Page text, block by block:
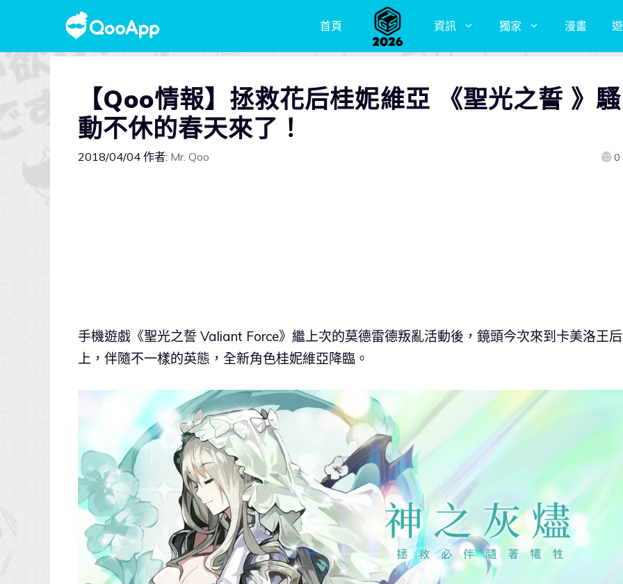
首頁 資訊 獨家 漫畫
【Qoo情報】拯救花后桂妮維亞 《聖光之誓 》騷
動不休的春天來了！
2018/04/04 作者: Mr. Qoo 0
手機遊戲《聖光之誓 Valiant Force》繼上次的莫德雷德叛亂活動後，鏡頭今次來到卡美洛王
上，伴隨不一樣的英態，全新角色桂妮維亞降臨。